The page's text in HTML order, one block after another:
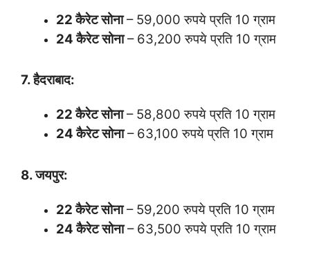
22 कैरेट सोना– 59,000 रुपये प्रति 10 ग्राम
24 कैरेट सोना– 63,200 रुपये प्रति 10 ग्राम
7. हैदराबाद:
22 कैरेट सोना– 58,800 रुपये प्रति 10 ग्राम
24 कैरेट सोना– 63,100 रुपये प्रति 10 ग्राम
8. जयपुर:
22 कैरेट सोना– 59,200 रुपये प्रति 10 ग्राम
24 कैरेट सोना– 63,500 रुपये प्रति 10 ग्राम